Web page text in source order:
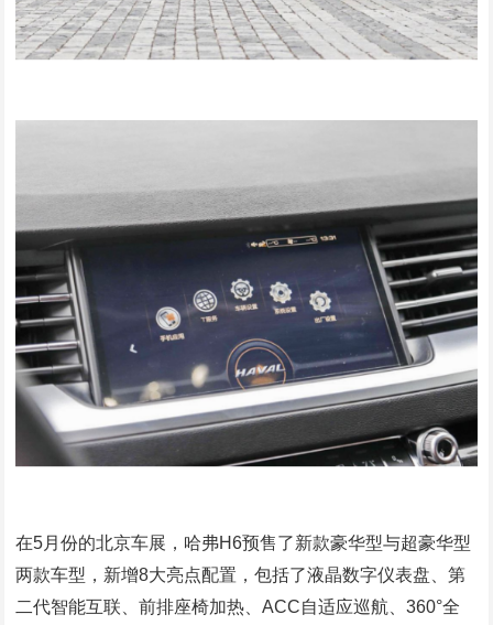
在5月份的北京车展，哈弗H6预售了新款豪华型与超豪华型
两款车型，新增8大亮点配置，包括了液晶数字仪表盘、第
二代智能互联、前排座椅加热、ACC自适应巡航、360°全